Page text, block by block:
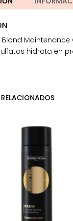
Blond
hidrata en